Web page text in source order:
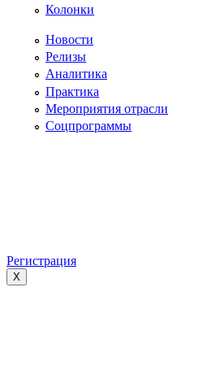
Колонки
Новости
Релизы
Аналитика
Практика
Мероприятия отрасли
Соцпрограммы
Регистрация
X